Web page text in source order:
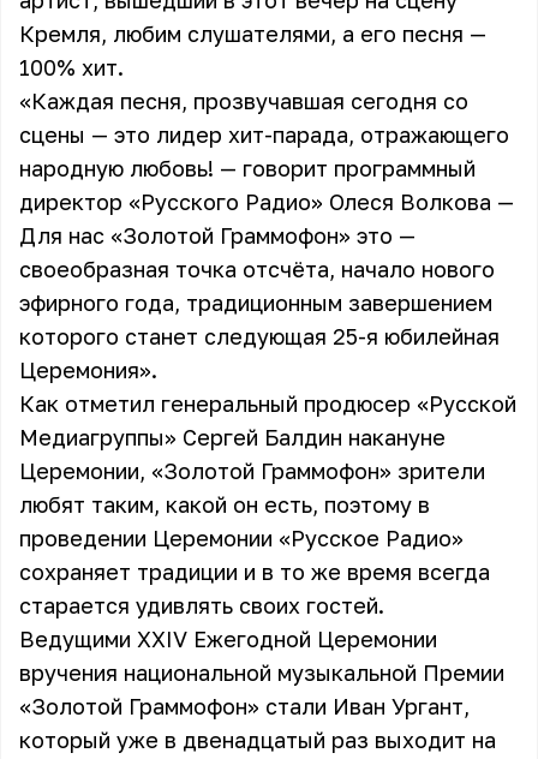
Кремля, любим слушателями, а его песня —
100% хит.
«Каждая песня, прозвучавшая сегодня со
сцены — это лидер хит-парада, отражающего
народную любовь! — говорит программный
директор «Русского Радио» Олеся Волкова —
Для нас «Золотой Граммофон» это —
своеобразная точка отсчёта, начало нового
эфирного года, традиционным завершением
которого станет следующая 25-я юбилейная
Церемония».
Как отметил генеральный продюсер «Русской
Медиагруппы» Сергей Балдин накануне
Церемонии, «Золотой Граммофон» зрители
любят таким, какой он есть, поэтому в
проведении Церемонии «Русское Радио»
сохраняет традиции и в то же время всегда
старается удивлять своих гостей.
Ведущими XXIV Ежегодной Церемонии
вручения национальной музыкальной Премии
«Золотой Граммофон» стали Иван Ургант,
который уже в двенадцатый раз выходит на